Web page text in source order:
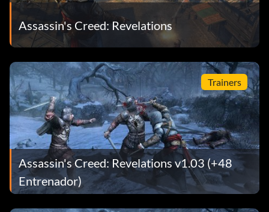
Assassin's Creed: Revelations
Trainers
Assassin's Creed: Revelations v1.03 (+48
Entrenador)